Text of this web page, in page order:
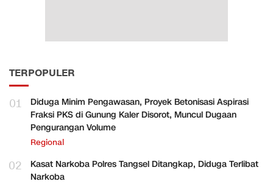
TERPOPULER
01
Diduga Minim Pengawasan, Proyek Betonisasi Aspirasi
Fraksi PKS di Gunung Kaler Disorot, Muncul Dugaan
Pengurangan Volume
Regional
02
Kasat Narkoba Polres Tangsel Ditangkap, Diduga Terlibat
Narkoba